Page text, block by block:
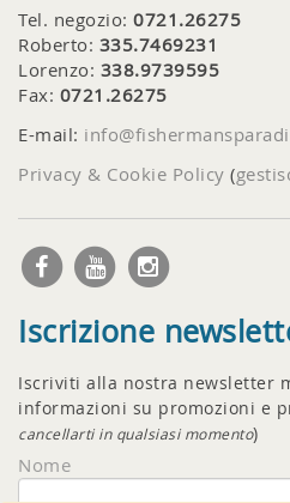
Tel. negozio: 0721.26275
Roberto: 335.7469231
Lorenzo: 338.9739595
Fax: 0721.26275
E-mail:
Privacy & Cookie Policy (
Iscrizione
Iscriviti alla nostra newsletter
informazioni su promozioni e
cancellarti in qualsiasi momento)
Nome